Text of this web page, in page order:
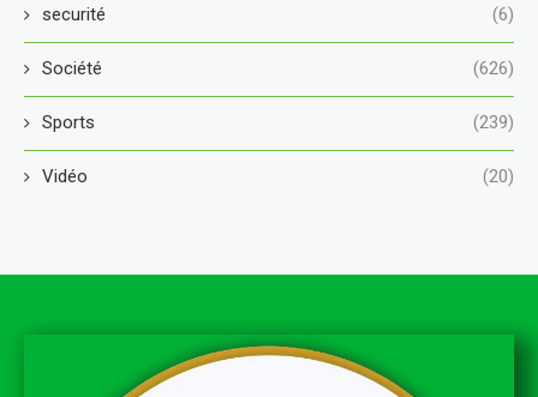
securité (6)
Société (626)
Sports (239)
Vidéo (20)